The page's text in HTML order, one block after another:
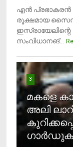
എന്‍ പ്രഭാകരന്‍
രൂക്ഷമായ
സംവിധാനങ്...
3
മകളെ
അലി